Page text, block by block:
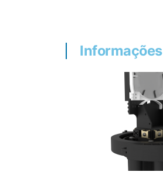
Informações